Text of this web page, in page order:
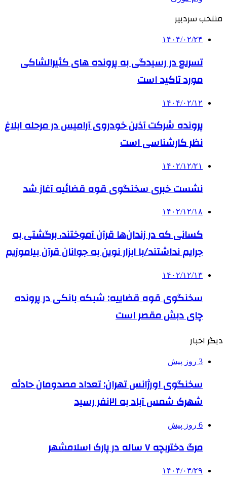
منتخب سردبیر
۱۴۰۴/۰۲/۲۴
تسریع در رسیدگی به پرونده های کثیرالشاکی
مورد تاکید است
۱۴۰۴/۰۲/۱۲
پرونده شرکت آذین خودروی آرامیس در مرحله ابلاغ
نظر کارشناسی است
۱۴۰۲/۱۲/۲۱
نشست خبری سخنگوی قوه قضائیه آغاز شد
۱۴۰۲/۱۲/۱۸
کسانی که در زندان‌ها قرآن آموختند، برگشتی به
جرایم نداشتند/با ابزار نوین به جوانان قرآن بیاموزیم
۱۴۰۲/۱۲/۱۳
سخنگوی قوه قضاییه: شبکه بانکی در پرونده
چای دبش مقصر است
دیگر اخبار
3 روز پیش
سخنگوی اورژانس تهران: تعداد مصدومان حادثه
شهرک شمس آباد به ۲۱نفر رسید
6 روز پیش
مرگ دختربچه ۷ ساله در پارک اسلامشهر
۱۴۰۴/۰۳/۲۹